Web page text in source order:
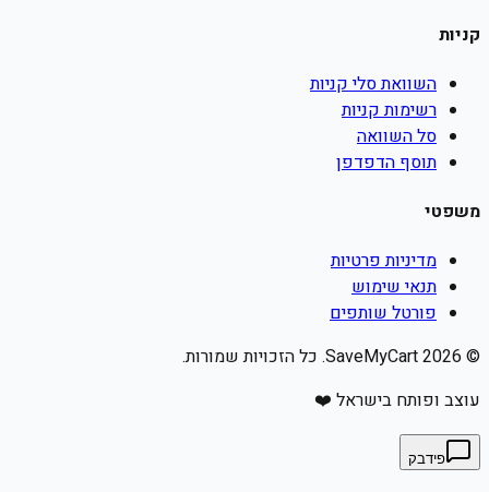
קניות
השוואת סלי קניות
רשימות קניות
סל השוואה
תוסף הדפדפן
משפטי
מדיניות פרטיות
תנאי שימוש
פורטל שותפים
©
2026
עוצב ופותח בישראל ❤️
פידבק